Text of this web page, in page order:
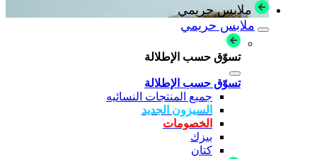
ملابس حريمي
ملابس حريمي
تسوّق حسب الإطلالة
تسوّق حسب الإطلالة
جميع المنتجات النسائيه
السيزون الجديد
الخصومات
بيزك
كتان